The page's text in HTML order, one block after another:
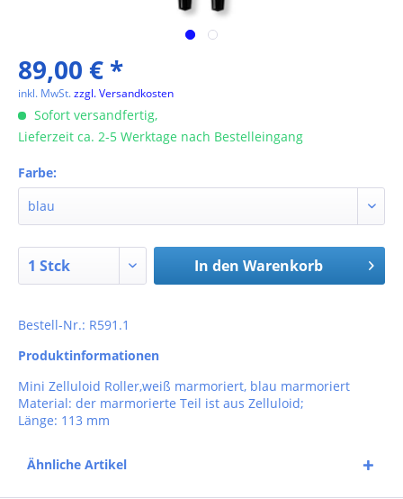
89,00 € *
inkl. MwSt.zzgl. Versandkosten
Sofort versandfertig,
Lieferzeit ca. 2-5 Werktage nach Bestelleingang
Farbe:
In den Warenkorb
Bestell-Nr.: R591.1
Produktinformationen
Mini Zelluloid Roller,weiß marmoriert, blau marmoriert
Material: der marmorierte Teil ist aus Zelluloid;
Länge: 113 mm
Ähnliche Artikel